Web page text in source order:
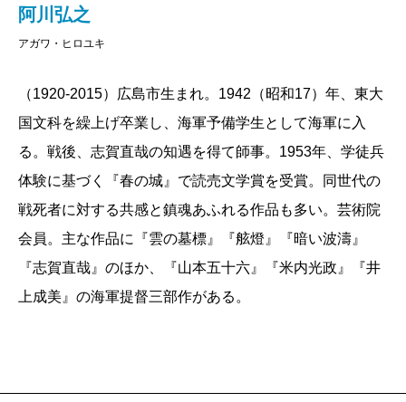
阿川弘之
アガワ・ヒロユキ
（1920-2015）広島市生まれ。1942（昭和17）年、東大
国文科を繰上げ卒業し、海軍予備学生として海軍に入
る。戦後、志賀直哉の知遇を得て師事。1953年、学徒兵
体験に基づく『春の城』で読売文学賞を受賞。同世代の
戦死者に対する共感と鎮魂あふれる作品も多い。芸術院
会員。主な作品に『雲の墓標』『舷燈』『暗い波濤』
『志賀直哉』のほか、『山本五十六』『米内光政』『井
上成美』の海軍提督三部作がある。